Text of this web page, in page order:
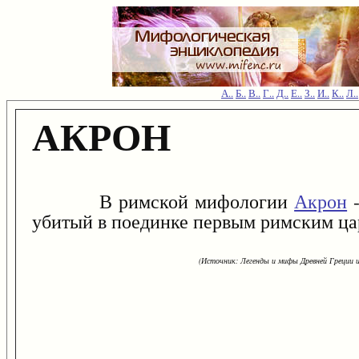
А..Б..В..Г..Д..Е..З..И..К..Л..
АКРОН
В римской мифологииАкрон
убитый в поединке первым римским
(Источник: Легенды и мифы Древней